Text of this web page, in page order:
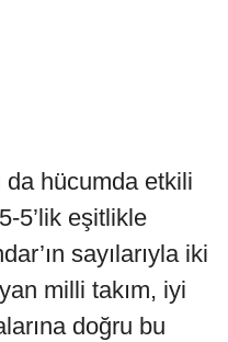
da hücumda etkili
5’lik eşitlikle
sayılarıyla iki
milli takım, iyi
doğru bu